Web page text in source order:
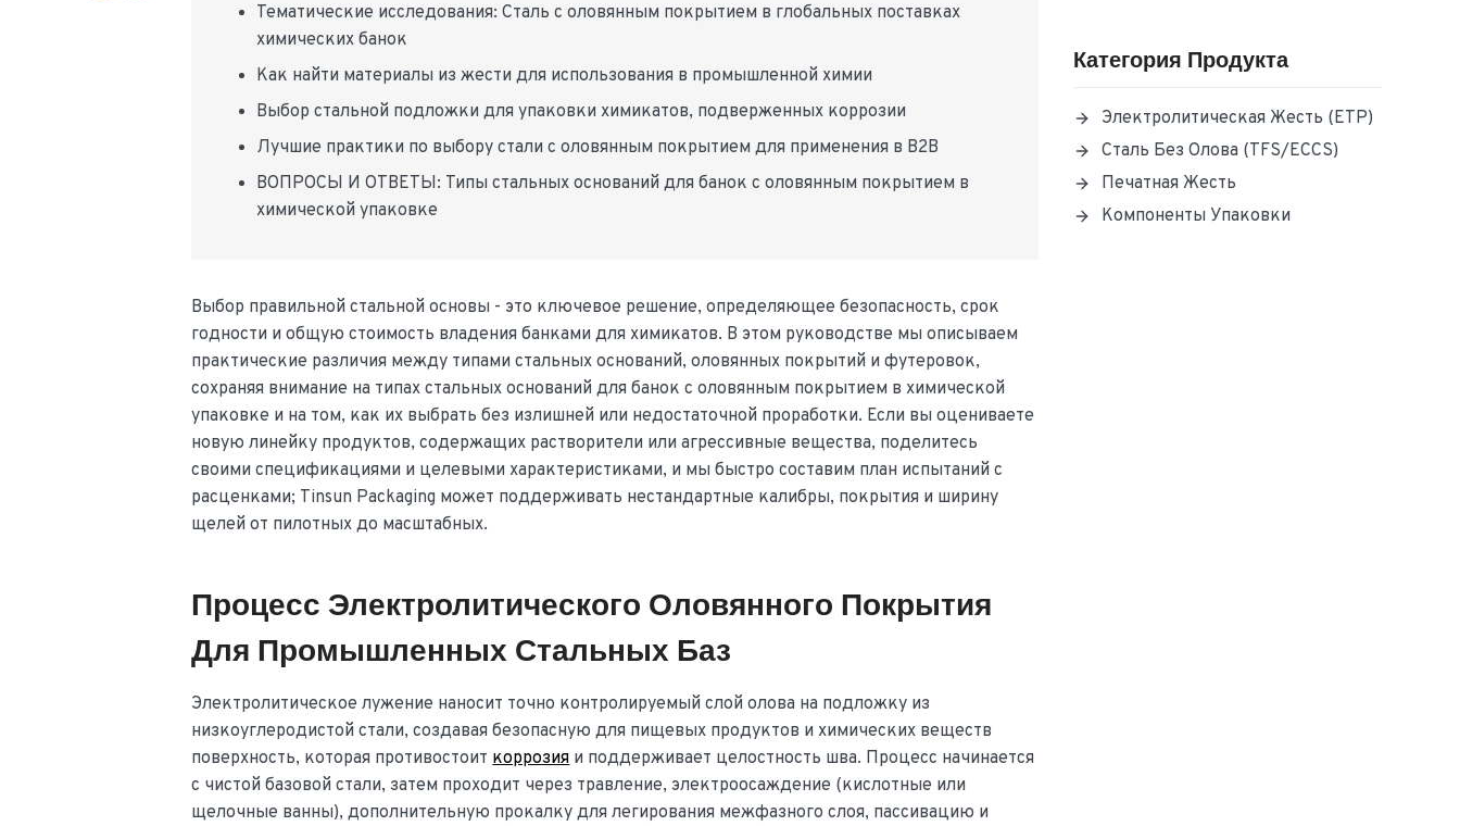
Тематические исследования: Сталь с оловянным покрытием в глобальных поставках
химических банок
Как найти материалы из жести для использования в промышленной химии
Выбор стальной подложки для упаковки химикатов, подверженных коррозии
Лучшие практики по выбору стали с оловянным покрытием для применения в B2B
ВОПРОСЫ И ОТВЕТЫ: Типы стальных оснований для банок с оловянным покрытием в
химической упаковке
Выбор правильной стальной основы - это ключевое решение, определяющее безопасность, срок
годности и общую стоимость владения банками для химикатов. В этом руководстве мы описываем
практические различия между типами стальных оснований, оловянных покрытий и футеровок,
сохраняя внимание на типах стальных оснований для банок с оловянным покрытием в химической
упаковке и на том, как их выбрать без излишней или недостаточной проработки. Если вы оцениваете
новую линейку продуктов, содержащих растворители или агрессивные вещества, поделитесь
своими спецификациями и целевыми характеристиками, и мы быстро составим план испытаний с
расценками; Tinsun Packaging может поддерживать нестандартные калибры, покрытия и ширину
щелей от пилотных до масштабных.
Процесс Электролитического Оловянного Покрытия
Для Промышленных Стальных Баз
Электролитическое лужение наносит точно контролируемый слой олова на подложку из
низкоуглеродистой стали, создавая безопасную для пищевых продуктов и химических веществ
поверхность, которая противостоиткоррозияи поддерживает целостность шва. Процесс начинается
с чистой базовой стали, затем проходит через травление, электроосаждение (кислотные или
щелочные ванны), дополнительную прокалку для легирования межфазного слоя, пассивацию и
Категория Продукта
Электролитическая Жесть (ETP)
Сталь Без Олова (TFS/ECCS)
Печатная Жесть
Компоненты Упаковки